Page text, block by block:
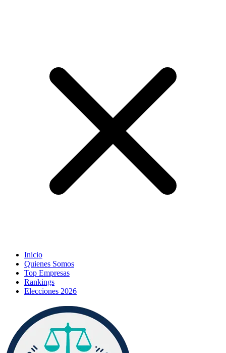
Inicio
Quienes Somos
Top Empresas
Rankings
Elecciones 2026